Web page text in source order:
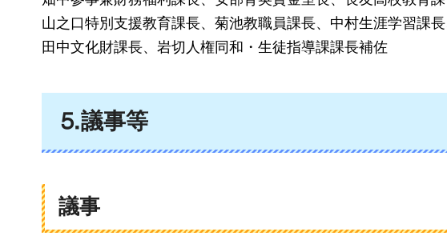
山之口特別支援教育課長、菊池教職員課長、中村生涯学習課
田中文化財課長、岩切人権同和・生徒指導課課長補佐
⒌議事等
議事